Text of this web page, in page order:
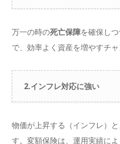
万一の時の死亡保障を確保し
で、効率よく資産を増やすチャ
2.インフレ対応に強い
物価が上昇する（インフレ）
す。変額保険は、運用実績に